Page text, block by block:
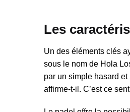
Les
Un des éléments clés
sous le nom de Hola
par un simple hasard et
affirme-t-il. C’est ce